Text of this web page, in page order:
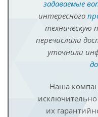
задаваемые
интересного
техническую
перечислили
уточнили
Наша
их